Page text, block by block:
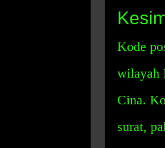
Kode
wilayah
Cina.
surat,